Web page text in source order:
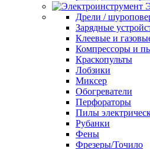
Дрели /
Зарядные
Клеевые и
Компрессоры и
Краскопульты
Лобзики
Миксер
Обогреватели
Перфораторы
Пилы
Рубанки
Фены
Фрезеры/Точило